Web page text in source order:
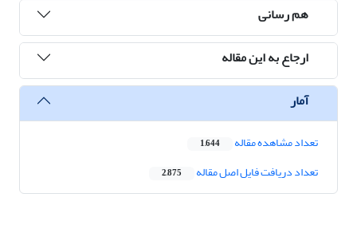
هم رسانی
ارجاع به این مقاله
آمار
تعداد مشاهده مقاله 1,644
تعداد دریافت فایل اصل مقاله 2,875